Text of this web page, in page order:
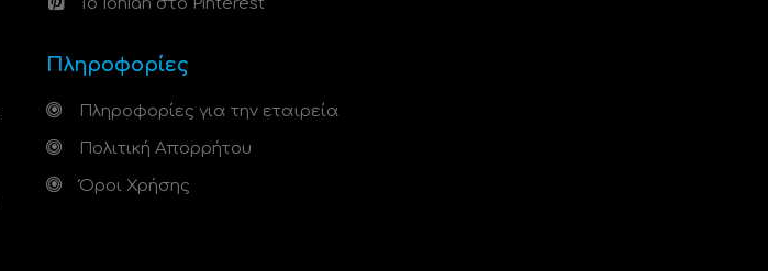
Το Ionian στο Pinterest
Πληροφορίες
Πληροφορίες για την εταιρεία
Πολιτική Απορρήτου
Όροι Χρήσης